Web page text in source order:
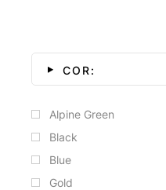
COR:
Alpine Green
Black
Blue
Gold